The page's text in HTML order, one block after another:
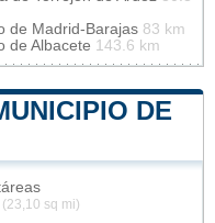
de Madrid-Barajas 83 km
de Albacete 143.6 km
DE
(23,10 sq mi)